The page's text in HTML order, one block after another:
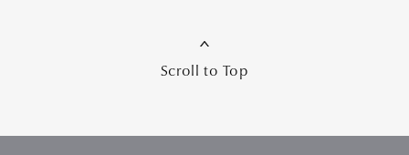
Scroll to Top